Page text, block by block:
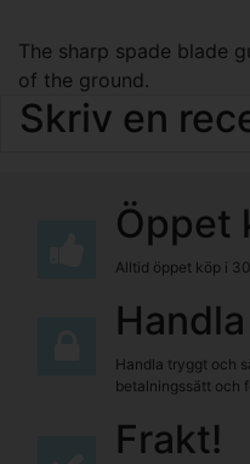
The sharp spade blade
of the ground.
Skriv en
Öppet
Alltid öppet köp i
Handla tryggt och
betalningssätt och
Frakt!